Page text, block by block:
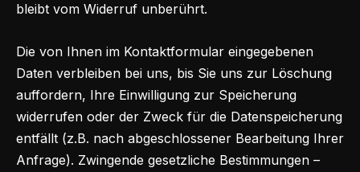
bleibt vom Widerruf unberührt.
Die von Ihnen im Kontaktformular eingegebenen
Daten verbleiben bei uns, bis Sie uns zur Löschung
auffordern, Ihre Einwilligung zur Speicherung
widerrufen oder der Zweck für die Datenspeicherung
entfällt (z.B. nach abgeschlossener Bearbeitung Ihrer
Anfrage). Zwingende gesetzliche Bestimmungen –